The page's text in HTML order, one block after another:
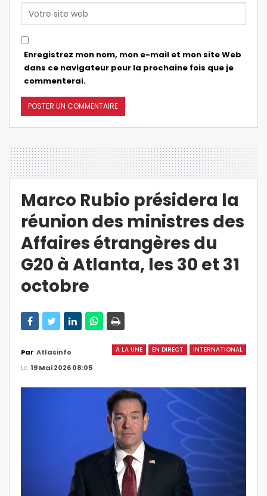
Enregistrez mon nom, mon e-mail et mon site Web
dans ce navigateur pour la prochaine fois que je
commenterai.
Marco Rubio présidera la
réunion des ministres des
Affaires étrangères du
G20 à Atlanta, les 30 et 31
octobre
A LA UNE EN DIRECT INTERNATIONAL
Par Atlasinfo
Le 19 Mai 2026 08:05